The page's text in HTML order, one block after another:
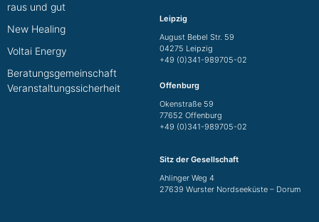
raus und gut
New Healing
Voltai Energy
Beratungsgemeinschaft
Veranstaltungssicherheit
Leipzig
August Bebel Str. 59
04275 Leipzig
+49 (0)341-989705-02
Offenburg
Okenstraße 59
77652 Offenburg
+49 (0)341-989705-02
Sitz der Gesellschaft
Ahlinger Weg 4
27639 Wurster Nordseeküste – Dorum